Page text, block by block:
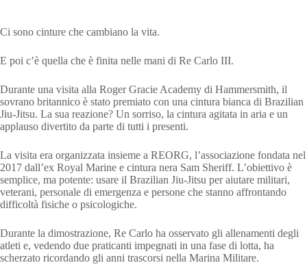
Ci sono cinture che cambiano la vita.
E poi c’è quella che è finita nelle mani di Re Carlo III.
Durante una visita alla Roger Gracie Academy di Hammersmith, il
sovrano britannico è stato premiato con una cintura bianca di Brazilian
Jiu-Jitsu. La sua reazione? Un sorriso, la cintura agitata in aria e un
applauso divertito da parte di tutti i presenti.
La visita era organizzata insieme a REORG, l’associazione fondata nel
2017 dall’ex Royal Marine e cintura nera Sam Sheriff. L’obiettivo è
semplice, ma potente: usare il Brazilian Jiu-Jitsu per aiutare militari,
veterani, personale di emergenza e persone che stanno affrontando
difficoltà fisiche o psicologiche.
Durante la dimostrazione, Re Carlo ha osservato gli allenamenti degli
atleti e, vedendo due praticanti impegnati in una fase di lotta, ha
scherzato ricordando gli anni trascorsi nella Marina Militare.